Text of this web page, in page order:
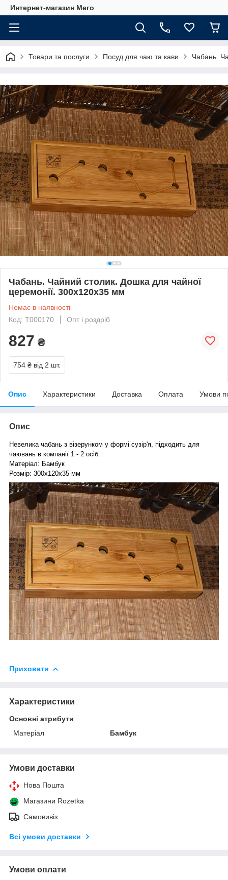
Интернет-магазин Мего
Товари та послуги Посуд для чаю та кави Чабань.
Чабань. Чайний столик. Дошка для чайної
церемонії. 300х120х35 мм
Немає в наявності
Код: T000170
Опт і роздріб
827 ₴
754 ₴ від 2 шт.
Опис Характеристики Доставка Оплата Умови
Опис
Невелика чабань з візерунком у формі сузір'я, підходить для
чаювань в компанії 1 - 2 осіб.
Матеріал: Бамбук
Розмір: 300х120х35 мм
Приховати
Характеристики
Основні атрибути
Матеріал
Бамбук
Умови доставки
Нова Пошта
Магазини Rozetka
Самовивіз
Всі умови доставки
Умови оплати